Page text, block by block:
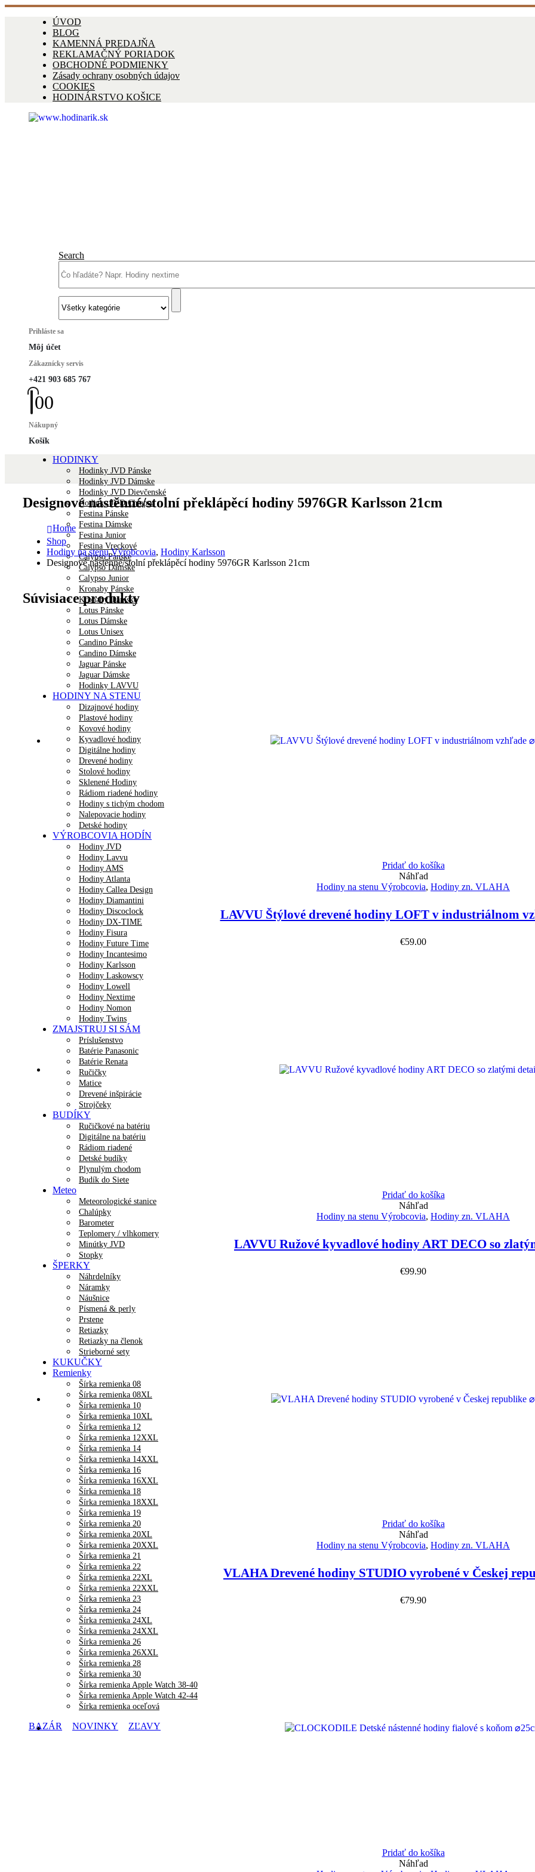
ÚVOD
BLOG
KAMENNÁ PREDAJŇA
REKLAMAČNÝ PORIADOK
OBCHODNÉ PODMIENKY
Zásady ochrany osobných údajov
COOKIES
HODINÁRSTVO KOŠICE
Search
Prihláste sa
Môj účet
Zákaznícky servis
+421 903 685 767
00
Nákupný
Košík
HODINKY
Hodinky JVD Pánske
Hodinky JVD Dámske
Hodinky JVD Dievčenské
Hodinky JVD Chlapec
Festina Pánske
Festina Dámske
Festina Junior
Festina Vreckové
Calypso Pánske
Calypso Dámske
Calypso Junior
Kronaby Pánske
Kronaby Dámske
Lotus Pánske
Lotus Dámske
Lotus Unisex
Candino Pánske
Candino Dámske
Jaguar Pánske
Jaguar Dámske
Hodinky LAVVU
HODINY NA STENU
Dizajnové hodiny
Plastové hodiny
Kovové hodiny
Kyvadlové hodiny
Digitálne hodiny
Drevené hodiny
Stolové hodiny
Sklenené Hodiny
Rádiom riadené hodiny
Hodiny s tichým chodom
Nalepovacie hodiny
Detské hodiny
VÝROBCOVIA HODÍN
Hodiny JVD
Hodiny Lavvu
Hodiny AMS
Hodiny Atlanta
Hodiny Callea Design
Hodiny Diamantini
Hodiny Discoclock
Hodiny DX-TIME
Hodiny Fisura
Hodiny Future Time
Hodiny Incantesimo
Hodiny Karlsson
Hodiny Laskowscy
Hodiny Lowell
Hodiny Nextime
Hodiny Nomon
Hodiny Twins
ZMAJSTRUJ SI SÁM
Príslušenstvo
Batérie Panasonic
Batérie Renata
Ručičky
Matice
Drevené inšpirácie
Strojčeky
BUDÍKY
Ručičkové na batériu
Digitálne na batériu
Rádiom riadené
Detské budíky
Plynulým chodom
Budík do Siete
Meteo
Meteorologické stanice
Chalúpky
Barometer
Teplomery / vlhkomery
Minútky JVD
Stopky
ŠPERKY
Náhrdelníky
Náramky
Náušnice
Písmená & perly
Prstene
Retiazky
Retiazky na členok
Strieborné sety
KUKUČKY
Remienky
Šírka remienka 08
Šírka remienka 08XL
Šírka remienka 10
Šírka remienka 10XL
Šírka remienka 12
Šírka remienka 12XXL
Šírka remienka 14
Šírka remienka 14XXL
Šírka remienka 16
Šírka remienka 16XXL
Šírka remienka 18
Šírka remienka 18XXL
Šírka remienka 19
Šírka remienka 20
Šírka remienka 20XL
Šírka remienka 20XXL
Šírka remienka 21
Šírka remienka 22
Šírka remienka 22XL
Šírka remienka 22XXL
Šírka remienka 23
Šírka remienka 24
Šírka remienka 24XL
Šírka remienka 24XXL
Šírka remienka 26
Šírka remienka 26XXL
Šírka remienka 28
Šírka remienka 30
Šírka remienka Apple Watch 38-40
Šírka remienka Apple Watch 42-44
Šírka remienka oceľová
BAZÁR NOVINKY ZĽAVY
Designové nástěnné/stolní překlápěcí hodiny 5976GR Karlsson 21cm
Home
Shop
Hodiny na stenu Výrobcovia, Hodiny Karlsson
Designové nástěnné/stolní překlápěcí hodiny 5976GR Karlsson 21cm
Súvisiace produkty
Pridať do košíka
Náhľad
Hodiny na stenu Výrobcovia, Hodiny zn. VLAHA
LAVVU Štýlové drevené hodiny LOFT v industriálnom
€59.00
Pridať do košíka
Náhľad
Hodiny na stenu Výrobcovia, Hodiny zn. VLAHA
LAVVU Ružové kyvadlové hodiny ART DECO so
€99.90
Pridať do košíka
Náhľad
Hodiny na stenu Výrobcovia, Hodiny zn. VLAHA
VLAHA Drevené hodiny STUDIO vyrobené v Českej
€79.90
Pridať do košíka
Náhľad